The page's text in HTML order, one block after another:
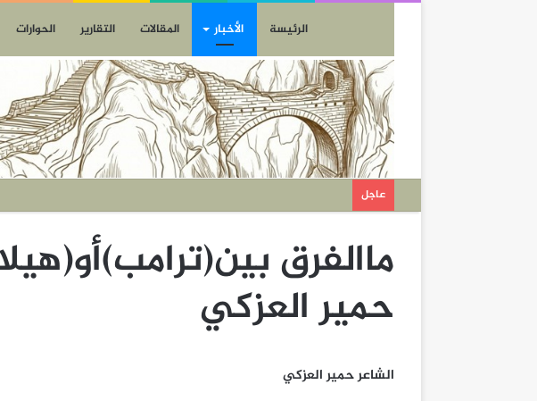
الرئيسة الأخبار المقالات التقارير الحوارات
عاجل
ماالفرق
حمير العزكي
الشاعر حمير العزكي